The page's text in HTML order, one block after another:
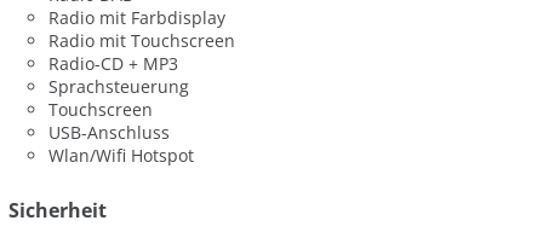
Radio mit Farbdisplay
Radio mit Touchscreen
Radio-CD + MP3
Sprachsteuerung
Touchscreen
USB-Anschluss
Wlan/Wifi Hotspot
Sicherheit